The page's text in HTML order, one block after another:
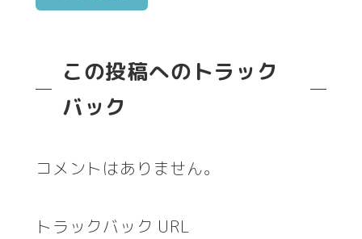
この投稿へのトラック
バック
コメントはありません。
トラックバック URL